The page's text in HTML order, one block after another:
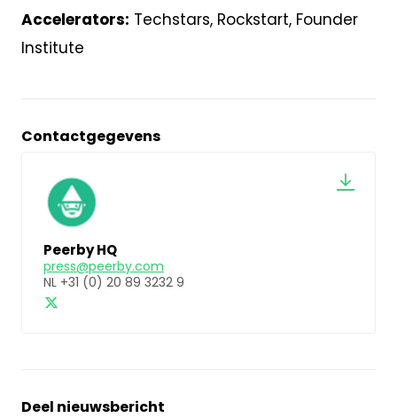
Accelerators: Techstars, Rockstart, Founder
Institute
Contactgegevens
Peerby HQ
press@peerby.com
NL +31 (0) 20 89 3232 9
Deel nieuwsbericht